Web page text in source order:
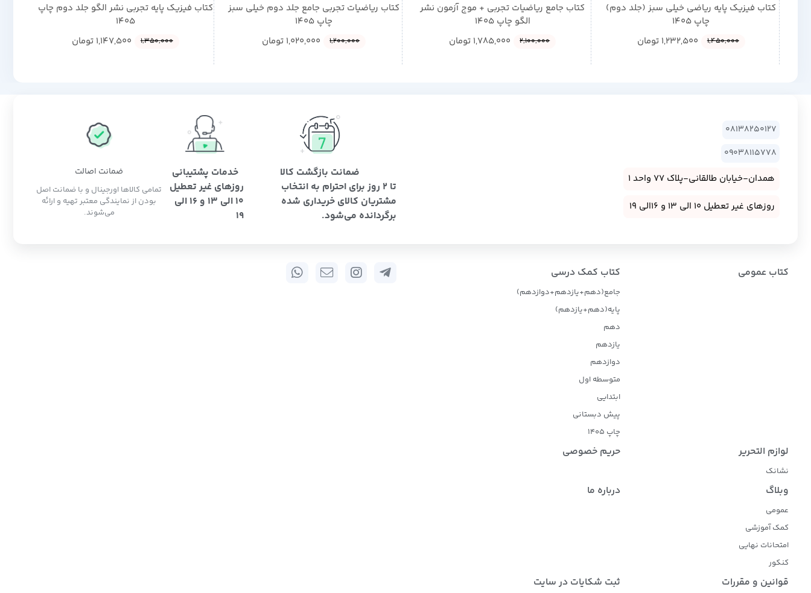
کتاب فیزیک پایه ریاضی خیلی سبز (جلد دوم)
چاپ 1405
1,450,000
1,232,500 تومان
کتاب جامع ریاضیات تجربی + موج آزمون نشر
الگو چاپ 1405
2,100,000
1,785,000 تومان
کتاب ریاضیات تجربی جامع جلد دوم خیلی سبز
چاپ 1405
1,200,000
1,020,000 تومان
کتاب فیزیک پایه تجربی نشر الگو جلد دوم چاپ
1405
1,350,000
1,147,500 تومان
08138250127
09038115778
همدان-خیابان طالقانی-پلاک 77 واحد 1
روزهای غیر تعطیل 10 الی 13 و 16الی 19
ضمانت بازگشت کالا
تا 2 روز برای احترام به انتخاب
مشتریان کالای خریداری شده
برگردانده می‌شود.
خدمات پشتیبانی
روزهای غیر تعطیل
10 الی 13 و 16 الی
19
ضمانت اصالت
تمامی کالاها اورجینال و با ضمانت اصل
بودن از نمایندگی معتبر تهیه و ارائه
می‌شوند.
کتاب عمومی کتاب کمک درسی
جامع(دهم+یازدهم+دوازدهم)
پایه(دهم+یازدهم)
دهم
یازدهم
دوازدهم
متوسطه اول
ابتدایی
پیش دبستانی
چاپ 1405
لوازم التحریر
نشانک
حریم خصوصی
وبلاگ
عمومی
کمک آموزشی
امتحانات نهایی
کنکور
درباره ما
قوانین و مقررات ثبت شکایات در سایت